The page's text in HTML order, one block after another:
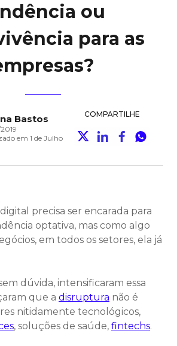
ou
para as
Bastos
em 1 de Julho
COMPARTILHE
precisa ser encarada para
optativa, mas como algo
em todos os setores, ela já
dúvida, intensificaram essa
que a disruptura não é
nitidamente tecnológicos,
, soluções de saúde, fintechs.